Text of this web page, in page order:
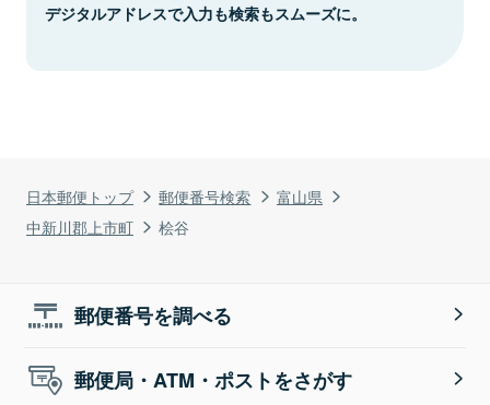
日本郵便トップ 郵便番号検索
富山県
中新川郡上市町
桧谷
デジタルアドレスで入力も検索もスムーズに。
郵便番号を調べる
郵便局・ATM・ポストをさがす